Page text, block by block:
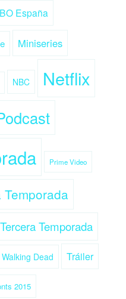
España
Miniseries
NBC Netflix
Prime Video
Tercera Temporada
Dead Tráiler
2015